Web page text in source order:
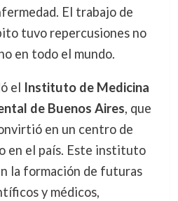
El trabajo de
tuvo repercusiones no
en todo el mundo.
el Instituto de Medicina
de Buenos Aires, que
en un centro de
en el país. Este instituto
la formación de futuras
y médicos,